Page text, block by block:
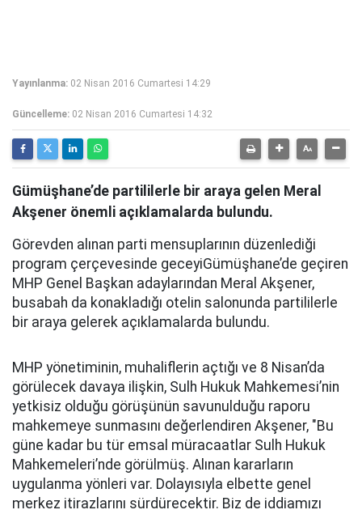
Yayınlanma: 02 Nisan 2016 Cumartesi 14:29
Güncelleme: 02 Nisan 2016 Cumartesi 14:32
Gümüşhane’de partililerle bir araya gelen Meral
Akşener önemli açıklamalarda bulundu.
Görevden alınan parti mensuplarının düzenlediği
program çerçevesinde geceyiGümüşhane’de geçiren
MHP Genel Başkan adaylarından Meral Akşener,
busabah da konakladığı otelin salonunda partililerle
bir araya gelerek açıklamalarda bulundu.
MHP yönetiminin, muhaliflerin açtığı ve 8 Nisan’da
görülecek davaya ilişkin, Sulh Hukuk Mahkemesi’nin
yetkisiz olduğu görüşünün savunulduğu raporu
mahkemeye sunmasını değerlendiren Akşener, "Bu
güne kadar bu tür emsal müracaatlar Sulh Hukuk
Mahkemeleri’nde görülmüş. Alınan kararların
uygulanma yönleri var. Dolayısıyla elbette genel
merkez itirazlarını sürdürecektir. Biz de iddiamızı